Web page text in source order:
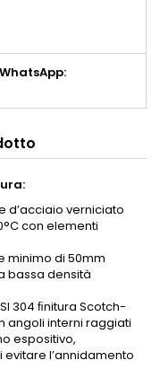
d’acciaio verniciato
con elementi
minimo di 50mm
bassa densità
304 ﬁnitura Scotch-
angoli interni raggiati
espositivo,
l’annidamento